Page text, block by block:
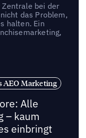
bei der
das Problem,
halten. Ein
AEO Marketing
Alle
– kaum
einbringt